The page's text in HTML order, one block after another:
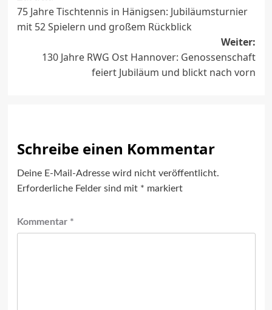
75 Jahre Tischtennis in Hänigsen: Jubiläumsturnier
mit 52 Spielern und großem Rückblick
Weiter:
130 Jahre RWG Ost Hannover: Genossenschaft
feiert Jubiläum und blickt nach vorn
Schreibe einen Kommentar
Deine E-Mail-Adresse wird nicht veröffentlicht.
Erforderliche Felder sind mit * markiert
Kommentar *